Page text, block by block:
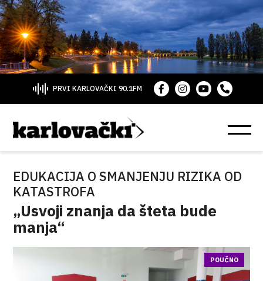
PRVI KARLOVAČKI 90.1FM
EDUKACIJA O SMANJENJU RIZIKA OD
KATASTROFA
„Usvoji znanja da šteta bude
manja“
POUČNO